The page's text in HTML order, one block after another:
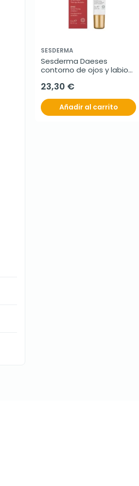
SESDERMA
Sesderma Daeses
contorno de ojos y labios,
23,30 €
Añadir al carrito